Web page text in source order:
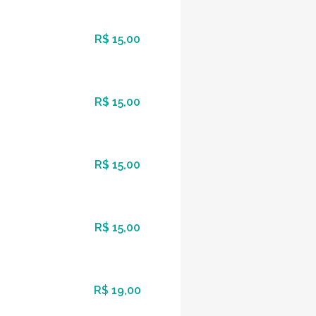
R$ 15,00
R$ 15,00
R$ 15,00
R$ 15,00
R$ 19,00